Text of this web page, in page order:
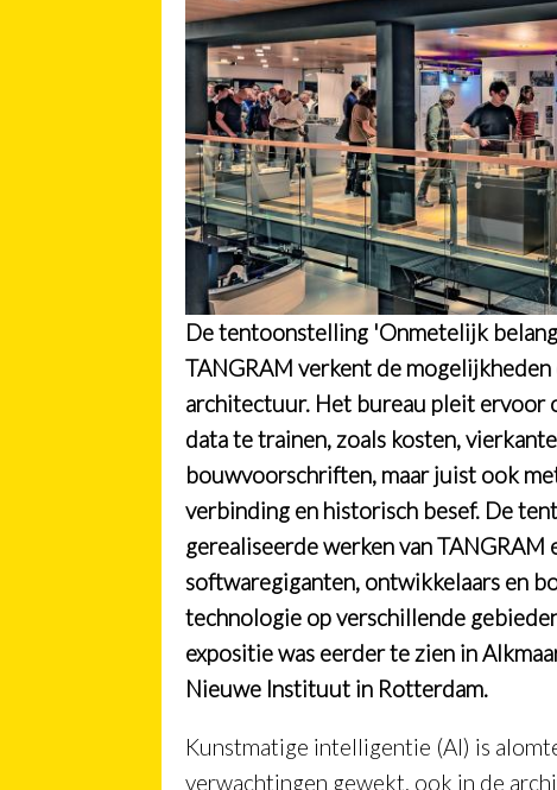
De tentoonstelling 'Onmetelijk
TANGRAM verkent de
architectuur. Het bureau pleit ervoor
data te trainen, zoals kosten,
bouwvoorschriften, maar juist ook
verbinding en historisch besef. De
gerealiseerde werken van
softwaregiganten, ontwikkelaars en
technologie op verschillende
expositie was eerder te zien in
Nieuwe Instituut in Rotterdam.
Kunstmatige intelligentie (AI) is
verwachtingen gewekt, ook in de